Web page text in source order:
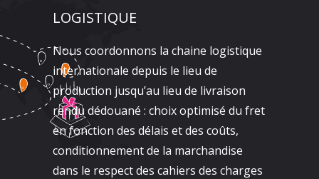
LOGISTIQUE
Nous coordonnons la chaine logistique
internationale depuis le lieu de
production jusqu’au lieu de livraison
rendu dédouané : choix optimisé du fret
en fonction des délais et des coûts,
conditionnement de la marchandise
dans le respect des cahiers des charges